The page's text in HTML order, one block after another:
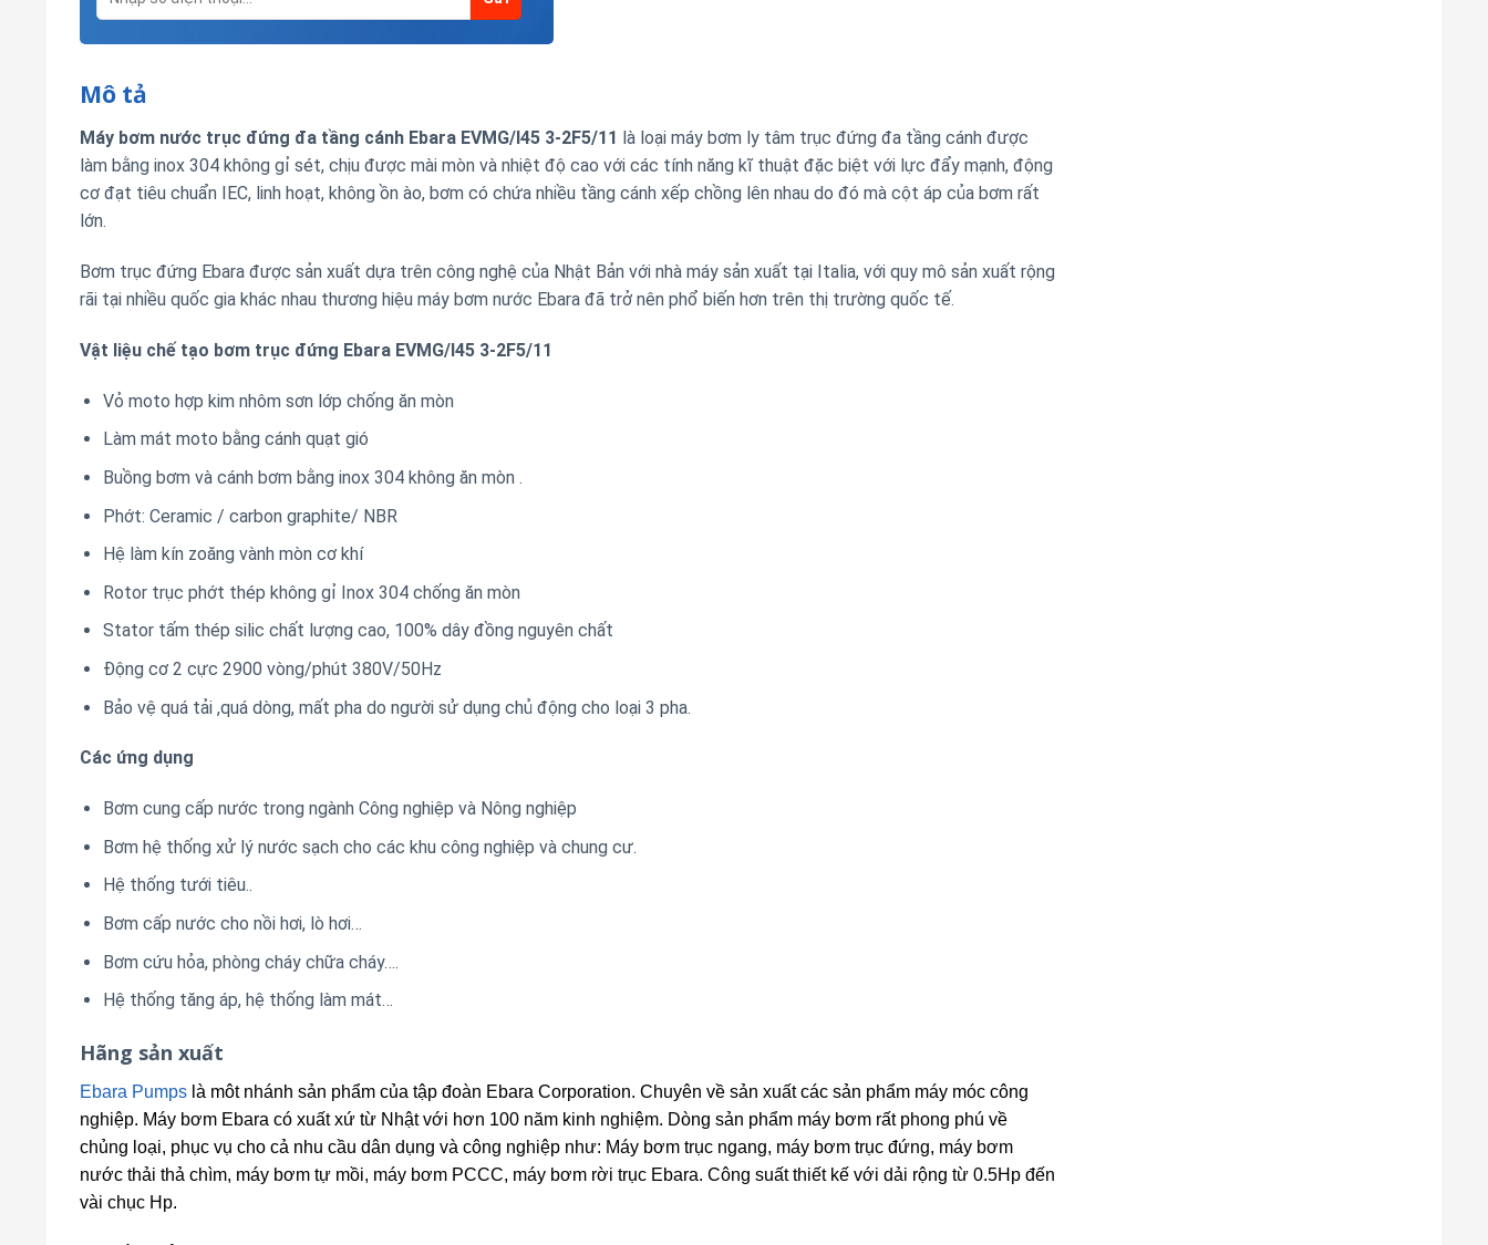
Mô tả
Máy bơm nước trục đứng đa tầng cánh Ebara EVMG/I45 3-2F5/11 là loại máy bơm ly tâm trục đứng đa tầng cánh được
làm bằng inox 304 không gỉ sét, chịu được mài mòn và nhiệt độ cao với các tính năng kĩ thuật đặc biệt với lực đẩy mạnh, động
cơ đạt tiêu chuẩn IEC, linh hoạt, không ồn ào, bơm có chứa nhiều tầng cánh xếp chồng lên nhau do đó mà cột áp của bơm rất
lớn.
Bơm trục đứng Ebara được sản xuất dựa trên công nghệ của Nhật Bản với nhà máy sản xuất tại Italia, với quy mô sản xuất rộng
rãi tại nhiều quốc gia khác nhau thương hiệu máy bơm nước Ebara đã trở nên phổ biến hơn trên thị trường quốc tế.
Vật liệu chế tạo bơm trục đứng Ebara EVMG/I45 3-2F5/11
Vỏ moto hợp kim nhôm sơn lớp chống ăn mòn
Làm mát moto bằng cánh quạt gió
Buồng bơm và cánh bơm bằng inox 304 không ăn mòn .
Phớt: Ceramic / carbon graphite/ NBR
Hệ làm kín zoăng vành mòn cơ khí
Rotor trục phớt thép không gỉ Inox 304 chống ăn mòn
Stator tấm thép silic chất lượng cao, 100% dây đồng nguyên chất
Động cơ 2 cực 2900 vòng/phút 380V/50Hz
Bảo vệ quá tải ,quá dòng, mất pha do người sử dụng chủ động cho loại 3 pha.
Các ứng dụng
Bơm cung cấp nước trong ngành Công nghiệp và Nông nghiệp
Bơm hệ thống xử lý nước sạch cho các khu công nghiệp và chung cư.
Hệ thống tưới tiêu..
Bơm cấp nước cho nồi hơi, lò hơi…
Bơm cứu hỏa, phòng cháy chữa cháy….
Hệ thống tăng áp, hệ thống làm mát…
Hãng sản xuất
Ebara Pumps là môt nhánh sản phẩm của tập đoàn Ebara Corporation. Chuyên về sản xuất các sản phẩm máy móc công
nghiệp. Máy bơm Ebara có xuất xứ từ Nhật với hơn 100 năm kinh nghiệm. Dòng sản phẩm máy bơm rất phong phú về
chủng loại, phục vụ cho cả nhu cầu dân dụng và công nghiệp như: Máy bơm trục ngang, máy bơm trục đứng, máy bơm
nước thải thả chìm, máy bơm tự mồi, máy bơm PCCC, máy bơm rời trục Ebara. Công suất thiết kế với dải rộng từ 0.5Hp đến
vài chục Hp.